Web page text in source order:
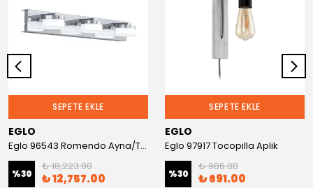
SEPETE EKLE
EGLO
Eglo 96543 Romendo Ayna/Tablo Aplik
%30
₺ 18,223.00
₺ 12,757.00
SEPETE EKLE
EGLO
Eglo 97917 Tocopılla Aplik
%30
₺ 986.00
₺ 691.00